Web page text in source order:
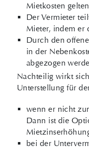
Mietkosten
Der Vermieter
Mieter, indem er
Durch den
in der
abgezogen
Nachteilig wirkt
Unterstellung für
wenn er nicht
Dann ist die
bei der